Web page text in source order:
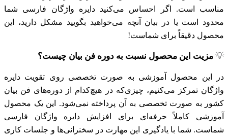
مناسب است.
اگر احساس می‌کنید دایره واژگان فارسی شما
محدود است یا در بیان آنچه می‌خواهید بگویید مشکل دارید، این
محصول دقیقاً برای شماست!
💡 مزیت این محصول نسبت به دوره‌ فن بیان چیست؟
در این محصول آموزشی به صورت تخصصی روی تقویت دایره
واژگان تمرکز می‌کنیم، چیزی‌که در هیچ‌کدام از دوره‌های فن بیان
کشور به صورت تخصصی به آن پرداخته نمی‌شود. این یک محصول
آموزشی کاملاً حرفه‌ای برای افزایش دایره واژگان فارسی
شماست. شما با یادگیری این مهارت در سخنرانی‌ها و جلسات کاری